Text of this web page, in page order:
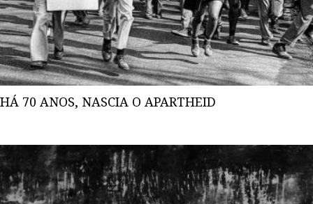
HÁ 70 ANOS, NASCIA O APARTHEID